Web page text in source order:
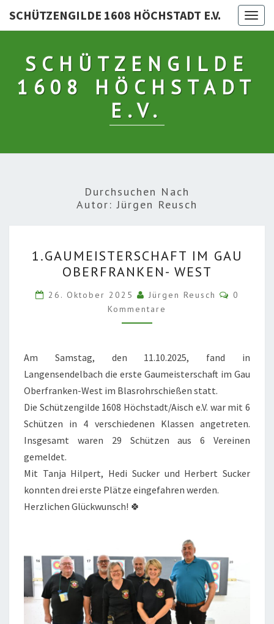
SCHÜTZENGILDE 1608 HÖCHSTADT E.V.
SCHÜTZENGILDE
1608 HÖCHSTADT
E.V.
Durchsuchen Nach
Autor:Jürgen Reusch
IM
GAU
OBERFRANKEN-
WEST
1.GAUMEISTERSCHAFT IM GAU
OBERFRANKEN- WEST
26. Oktober 2025 Jürgen Reusch
0
Kommentare
Am Samstag, den 11.10.2025, fand in
Langensendelbach die erste Gaumeisterschaft im Gau
Oberfranken-West im Blasrohrschießen statt.
Die Schützengilde 1608 Höchstadt/Aisch e.V. war mit 6
Schützen in 4 verschiedenen Klassen angetreten.
Insgesamt waren 29 Schützen aus 6 Vereinen
gemeldet.
Mit Tanja Hilpert, Hedi Sucker und Herbert Sucker
konnten drei erste Plätze eingefahren werden.
Herzlichen Glückwunsch! 🍀